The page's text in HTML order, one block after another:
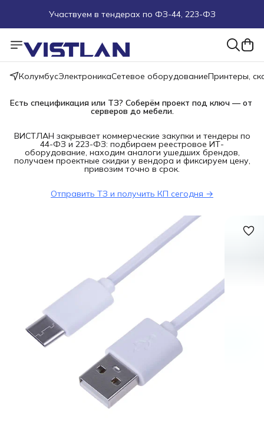
Участвуем в тендерах по ФЗ-44, 223-ФЗ
КолумбусЭлектроникаСетевое оборудованиеПринтеры,
Есть спецификация или ТЗ? Соберём проект под ключ — от
серверов до мебели.
ВИСТЛАН закрывает коммерческие закупки и тендеры по
44-ФЗ и 223-ФЗ: подбираем реестровое ИТ-
оборудование, находим аналоги ушедших брендов,
получаем проектные скидки у вендора и фиксируем цену,
привозим точно в срок.
Отправить ТЗ и получить КП сегодня →